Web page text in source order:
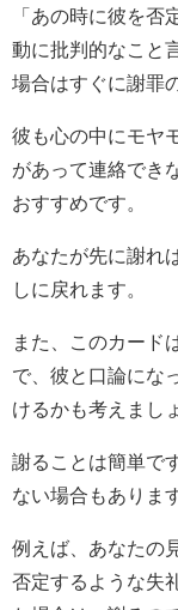
「あの時に彼を否
動に批判的なこと
場合はすぐに謝罪
彼も心の中にモヤ
があって連絡でき
おすすめです。
あなたが先に謝れ
しに戻れます。
また、このカード
で、彼と口論にな
けるかも考えまし
謝ることは簡単で
ない場合もありま
例えば、あなたの
否定するような失